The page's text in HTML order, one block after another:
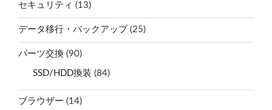
セキュリティ (13)
データ移行・バックアップ (25)
パーツ交換 (90)
SSD/HDD換装 (84)
ブラウザー (14)